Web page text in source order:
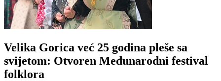
Velika Gorica već 25 godina pleše sa
svijetom: Otvoren Međunarodni festival
folklora